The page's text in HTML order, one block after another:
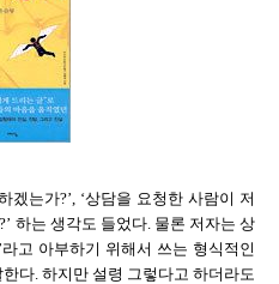
겠는가?’, ‘상담을 요청한 사람이 저
하는 생각도 들었다. 물론 저자는 상
고 아부하기 위해서 쓰는 형식적인
다. 하지만 설령 그렇다고 하더라도